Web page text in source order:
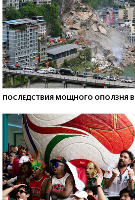
ПОСЛЕДСТВИЯ МОЩНОГО ОПОЛЗНЯ В